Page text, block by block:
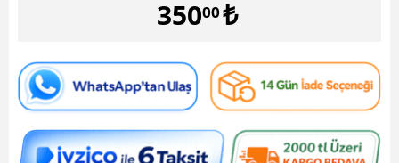
35000₺